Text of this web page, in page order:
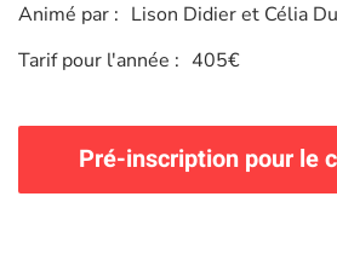
Animé par : Lison Didier et Célia
Tarif pour l'année : 405€
Pré-inscription pour le